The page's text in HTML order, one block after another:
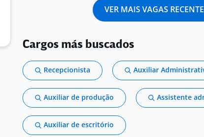
VER MAIS VAGAS
Cargos más buscados
Recepcionista Auxiliar
Auxiliar de produção Assistente
Auxiliar de escritório